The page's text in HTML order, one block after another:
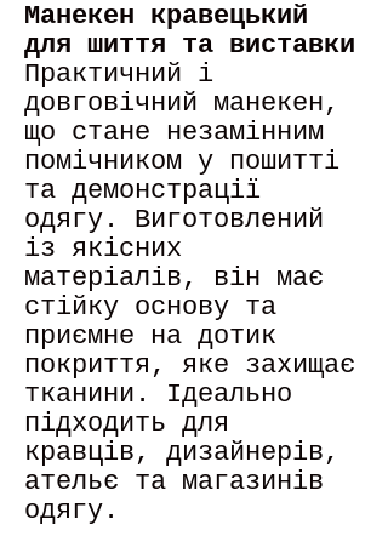
Манекен кравецький
для шиття та виставки
Практичний і
довговічний манекен,
що стане незамінним
помічником у пошитті
та демонстрації
одягу. Виготовлений
із якісних
матеріалів, він має
стійку основу та
приємне на дотик
покриття, яке захищає
тканини. Ідеально
підходить для
кравців, дизайнерів,
ательє та магазинів
одягу.